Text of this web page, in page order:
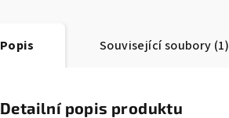
Popis Související soubory (1)
Detailní popis produktu